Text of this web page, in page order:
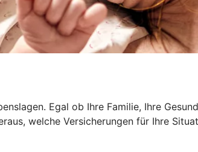
Egal ob Ihre Familie, Ihre
welche Versicherungen für Ihre